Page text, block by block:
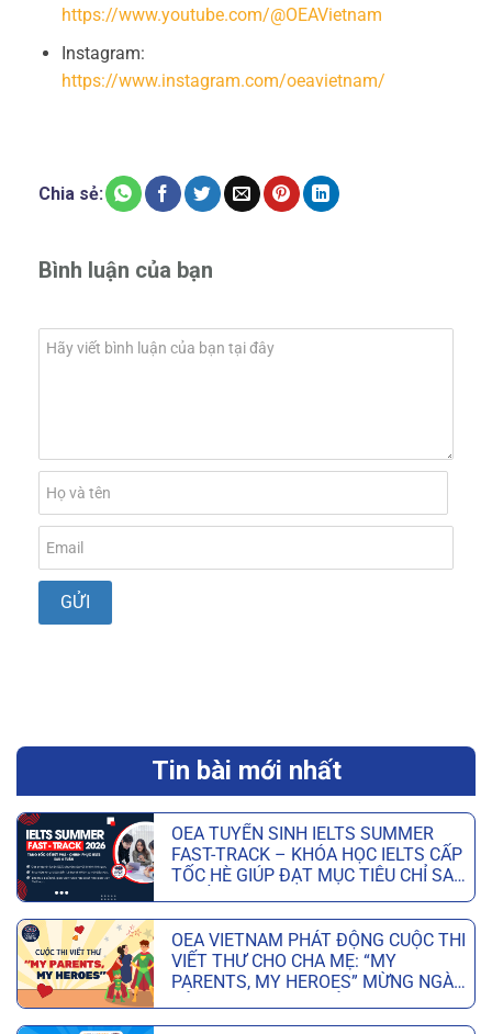
https://www.youtube.com/@OEAVietnam
Instagram:
https://www.instagram.com/oeavietnam/
Chia sẻ:
Bình luận của bạn
Tin bài mới nhất
OEA TUYỂN SINH IELTS SUMMER
FAST-TRACK – KHÓA HỌC IELTS CẤP
TỐC HÈ GIÚP ĐẠT MỤC TIÊU CHỈ SAU
OEA VIETNAM PHÁT ĐỘNG CUỘC THI
VIẾT THƯ CHO CHA MẸ: “MY
PARENTS, MY HEROES” MỪNG NGÀY